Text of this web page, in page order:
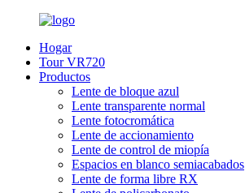
Hogar
Tour VR720
Productos
Lente de bloque azul
Lente transparente normal
Lente fotocromática
Lente de accionamiento
Lente de control de miopía
Espacios en blanco semiacabados
Lente de forma libre RX